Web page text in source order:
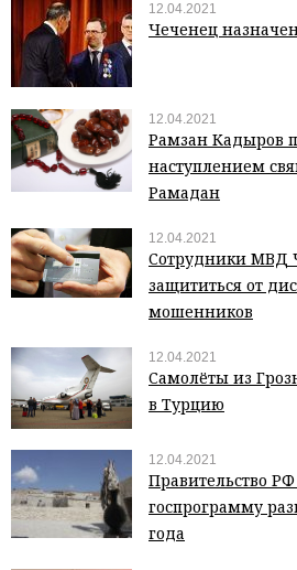
12.04.2021
Чеченец
12.04.2021
Рамзан Кадыров
наступлением
Рамадан
12.04.2021
Сотрудники МВД
защититься от
мошенников
12.04.2021
Самолёты из
в Турцию
12.04.2021
Правительство
госпрограмму
года